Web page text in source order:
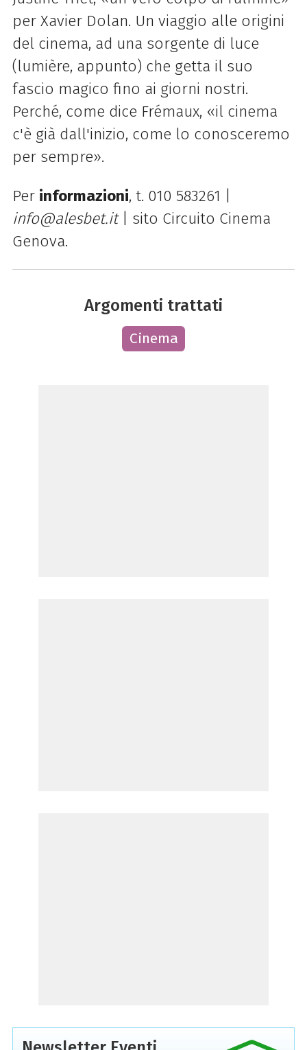
per Xavier Dolan. Un viaggio alle origini
del cinema, ad una sorgente di luce
(lumière, appunto) che getta il suo
fascio magico fino ai giorni nostri.
Perché, come dice Frémaux, «il cinema
c'è già dall'inizio, come lo conosceremo
per sempre».
Per informazioni, t. 010 583261 |
info@alesbet.it| sito Circuito Cinema
Genova.
Argomenti trattati
Cinema